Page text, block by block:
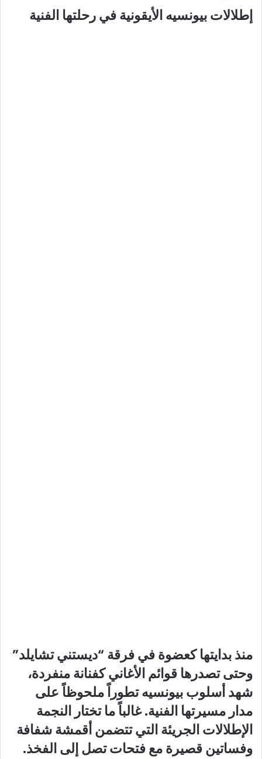
إطلالات بيونسيه الأيقونية في رحلتها الفنية
منذ بدايتها كعضوة في فرقة “ديستني تشايلد”
وحتى تصدرها قوائم الأغاني كفنانة منفردة،
شهد أسلوب بيونسيه تطوراً ملحوظاً على
مدار مسيرتها الفنية. غالباً ما تختار النجمة
الإطلالات الجريئة التي تتضمن أقمشة شفافة
وفساتين قصيرة مع فتحات تصل إلى الفخذ.